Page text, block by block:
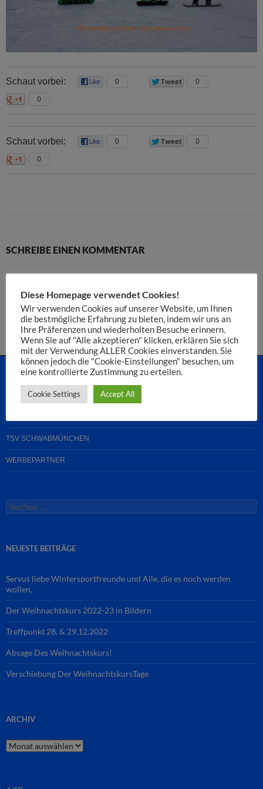
Schaut vorbei: 0 0
0
Schaut vorbei: 0 0
0
SCHREIBE EINEN KOMMENTAR
Du musst
Diese Website verwendet Akismet, um Spam zu reduzieren.
Erfahre, wie deine Kommentardaten verarbeitet werden.
STARTSEITE
TSV SCHWABMÜNCHEN
WERBEPARTNER
Suchen
nach:
NEUESTE BEITRÄGE
Servus liebe Wintersportfreunde und Alle, die es noch werden
wollen,
Der Weihnachtskurs 2022-23 in Bildern
Treffpunkt 28. & 29.12.2022
Absage Des Weihnachtskurs!
Verschiebung Der WeihnachtskursTage
ARCHIV
Archiv
Diese Homepage verwendet Cookies!
Wir verwenden Cookies auf unserer Website, um Ihnen
die bestmögliche Erfahrung zu bieten, indem wir uns an
Ihre Präferenzen und wiederholten Besuche erinnern.
Wenn Sie auf "Alle akzeptieren" klicken, erklären Sie sich
mit der Verwendung ALLER Cookies einverstanden. Sie
können jedoch die "Cookie-Einstellungen" besuchen, um
eine kontrollierte Zustimmung zu erteilen.
Cookie Settings Accept All